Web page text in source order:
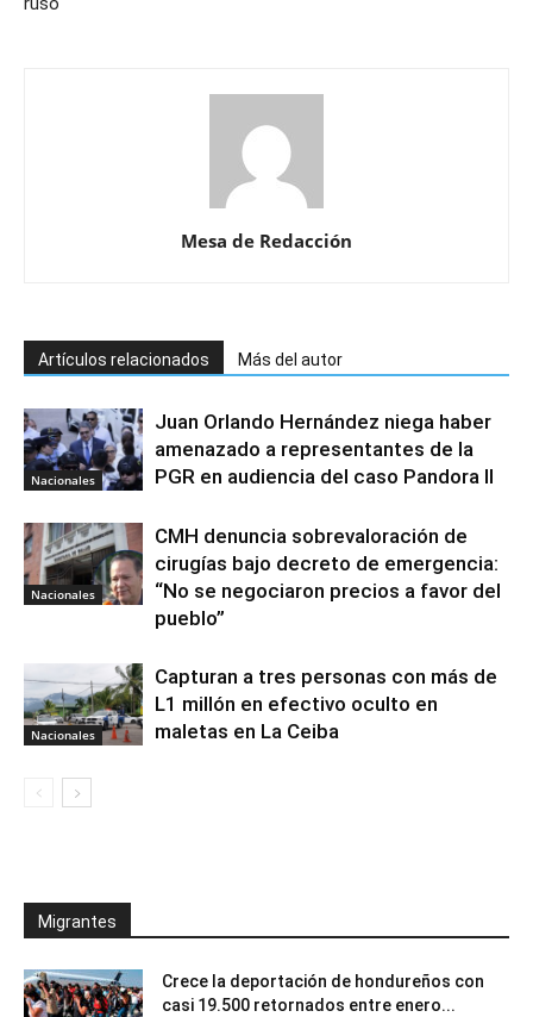
Mesa de Redacción
Artículos relacionados Más del autor
Nacionales
Juan Orlando Hernández niega haber
amenazado a representantes de la
PGR en audiencia del caso Pandora II
Nacionales
CMH denuncia sobrevaloración de
cirugías bajo decreto de emergencia:
“No se negociaron precios a favor del
pueblo”
Nacionales
Capturan a tres personas con más de
L1 millón en efectivo oculto en
maletas en La Ceiba
Migrantes
Crece la deportación de hondureños con
casi 19.500 retornados entre enero...